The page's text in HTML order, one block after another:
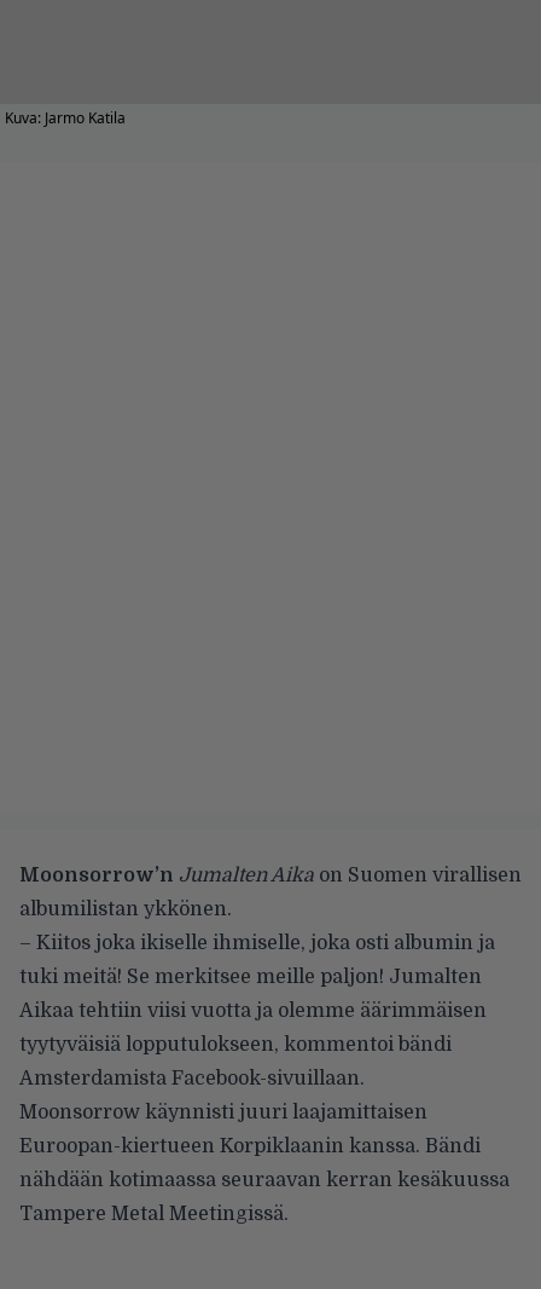
Kuva: Jarmo Katila
Moonsorrow’n Jumalten Aika on Suomen virallisen
albumilistan ykkönen.
– Kiitos joka ikiselle ihmiselle, joka osti albumin ja
tuki meitä! Se merkitsee meille paljon! Jumalten
Aikaa tehtiin viisi vuotta ja olemme äärimmäisen
tyytyväisiä lopputulokseen, kommentoi bändi
Amsterdamista Facebook-sivuillaan.
Moonsorrow käynnisti juuri laajamittaisen
Euroopan-kiertueen Korpiklaanin kanssa. Bändi
nähdään kotimaassa seuraavan kerran kesäkuussa
Tampere Metal Meetingissä.